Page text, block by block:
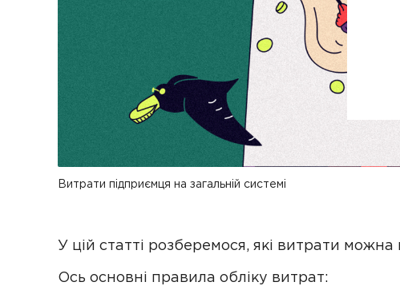
Витрати підприємця на загальній системі
У цій статті розберемося, які витрати можна
Ось основні правила обліку витрат: